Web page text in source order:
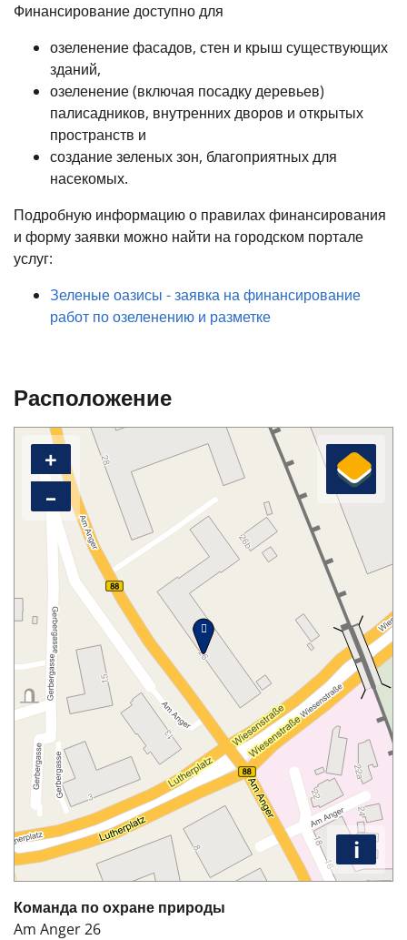
Финансирование доступно для
озеленение фасадов, стен и крыш существующих
зданий,
озеленение (включая посадку деревьев)
палисадников, внутренних дворов и открытых
пространств и
создание зеленых зон, благоприятных для
насекомых.
Подробную информацию о правилах финансирования
и форму заявки можно найти на городском портале
услуг:
Зеленые оазисы - заявка на финансирование
работ по озеленению и разметке
Расположение
+
–
i
Команда по охране природы
Am Anger 26